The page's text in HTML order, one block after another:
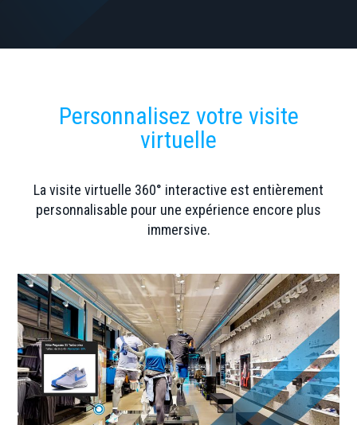
Personnalisez votre visite
virtuelle
La visite virtuelle 360° interactive est entièrement
personnalisable pour une expérience encore plus
immersive.